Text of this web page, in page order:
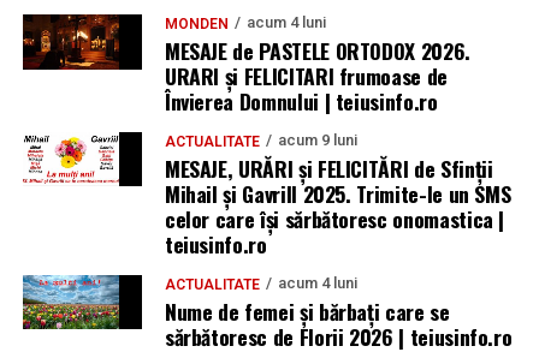
MONDEN acum 4 luni
MESAJE de PASTELE ORTODOX 2026.
URARI și FELICITARI frumoase de
Învierea Domnului | teiusinfo.ro
ACTUALITATE acum 9 luni
MESAJE, URĂRI și FELICITĂRI de Sfinții
Mihail și Gavrill 2025. Trimite-le un SMS
celor care își sărbătoresc onomastica |
teiusinfo.ro
ACTUALITATE acum 4 luni
Nume de femei și bărbați care se
sărbătoresc de Florii 2026 | teiusinfo.ro